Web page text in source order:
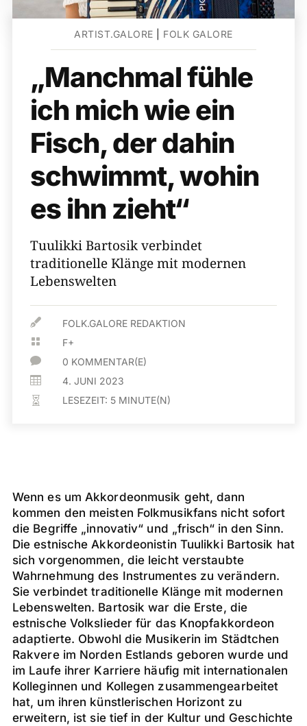
ARTIST.GALORE FOLK GALORE
„Manchmal fühle
ich mich wie ein
Fisch, der dahin
schwimmt, wohin
es ihn zieht“
Tuulikki Bartosik verbindet
traditionelle Klänge mit modernen
Lebenswelten
 FOLK.GALORE REDAKTION
 F+
 0 KOMMENTAR(E)
 4. JUNI 2023
 LESEZEIT: 5 MINUTE(N)
Wenn es um Akkordeonmusik geht, dann
kommen den meisten Folkmusikfans nicht sofort
die Begriffe „innovativ“ und „frisch“ in den Sinn.
Die estnische Akkordeonistin Tuulikki Bartosik hat
sich vorgenommen, die leicht verstaubte
Wahrnehmung des Instrumentes zu verändern.
Sie verbindet traditionelle Klänge mit modernen
Lebenswelten. Bartosik war die Erste, die
estnische Volkslieder für das Knopfakkordeon
adaptierte. Obwohl die Musikerin im Städtchen
Rakvere im Norden Estlands geboren wurde und
im Laufe ihrer Karriere häufig mit internationalen
Kolleginnen und Kollegen zusammengearbeitet
hat, um ihren künstlerischen Horizont zu
erweitern, ist sie tief in der Kultur und Geschichte